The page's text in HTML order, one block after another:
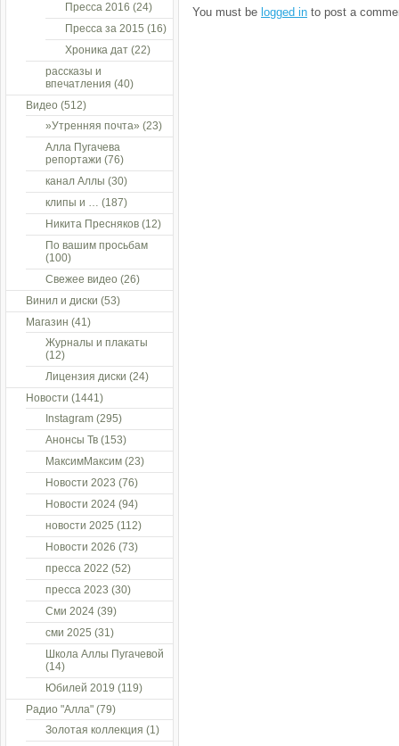
You must be logged in to post a
Пресса 2016 (24)
Пресса за 2015 (16)
Хроника дат (22)
рассказы и
впечатления (40)
Видео (512)
»Утренняя почта» (23)
Алла Пугачева
репортажи (76)
канал Аллы (30)
клипы и … (187)
Никита Пресняков (12)
По вашим просьбам
(100)
Свежее видео (26)
Винил и диски (53)
Магазин (41)
Журналы и плакаты
(12)
Лицензия диски (24)
Новости (1441)
Instagram (295)
Анонсы Тв (153)
МаксимМаксим (23)
Новости 2023 (76)
Новости 2024 (94)
новости 2025 (112)
Новости 2026 (73)
пресса 2022 (52)
пресса 2023 (30)
Сми 2024 (39)
сми 2025 (31)
Школа Аллы Пугачевой
(14)
Юбилей 2019 (119)
Радио "Алла" (79)
Золотая коллекция (1)